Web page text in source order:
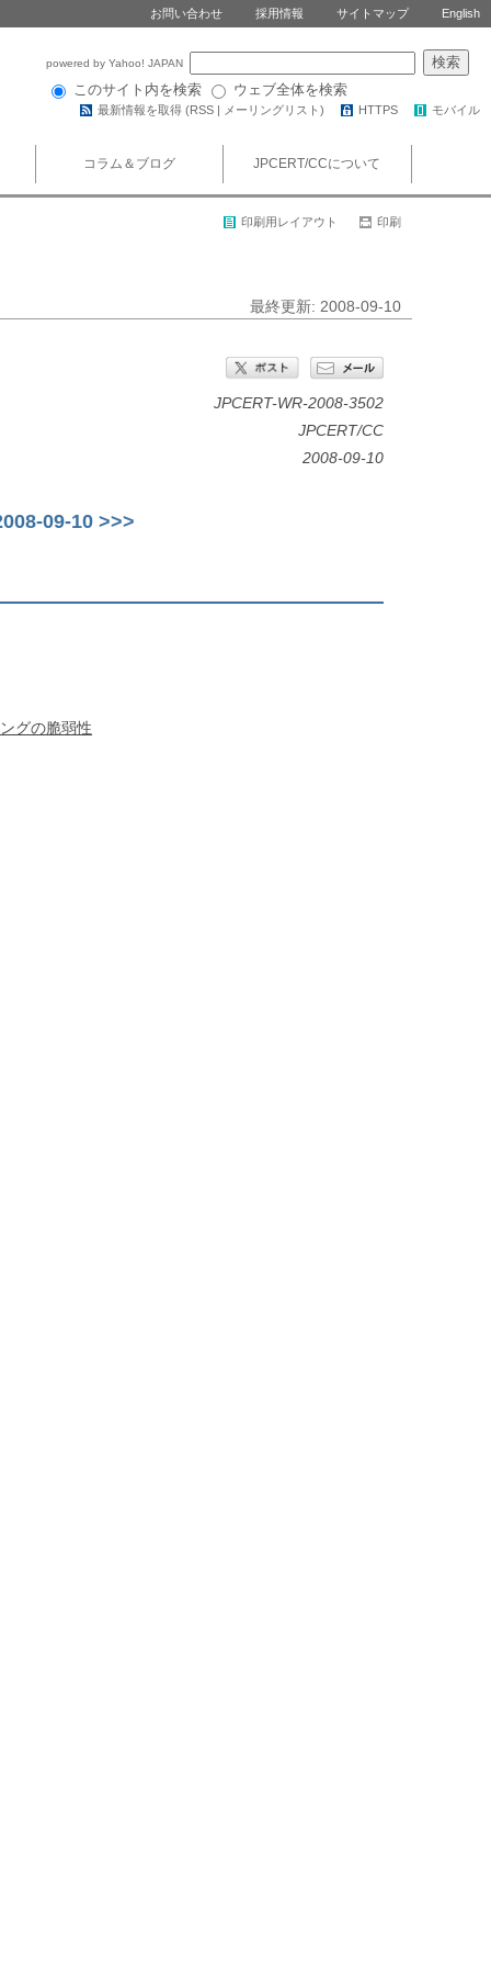
お問い合わせ 採用情報 サイトマップ English
powered by Yahoo! JAPAN
このサイト内を検索 ウェブ全体を検索
最新情報を取得 (RSS | メーリングリスト ) HTTPS モバイル
コラム＆ブログ JPCERT/CCについて
印刷用レイアウト 印刷
最終更新: 2008-09-10
JPCERT-WR-2008-3502
JPCERT/CC
2008-09-10
09-10 >>>
グの脆弱性